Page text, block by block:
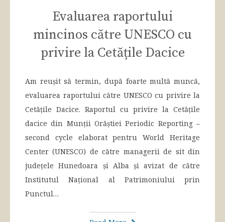
Evaluarea raportului
mincinos către UNESCO cu
privire la Cetățile Dacice
Am reușit să termin, după foarte multă muncă,
evaluarea raportului către UNESCO cu privire la
Cetățile Dacice. Raportul cu privire la Cetățile
dacice din Munții Orăștiei Periodic Reporting –
second cycle elaborat pentru World Heritage
Center (UNESCO) de către managerii de sit din
județele Hunedoara și Alba și avizat de către
Institutul Național al Patrimoniului prin
Punctul…